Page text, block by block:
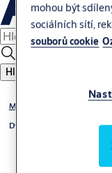
Hledat
Manuální dveře
Dveře
mohou být
sociálních sítí,
souborů cookie